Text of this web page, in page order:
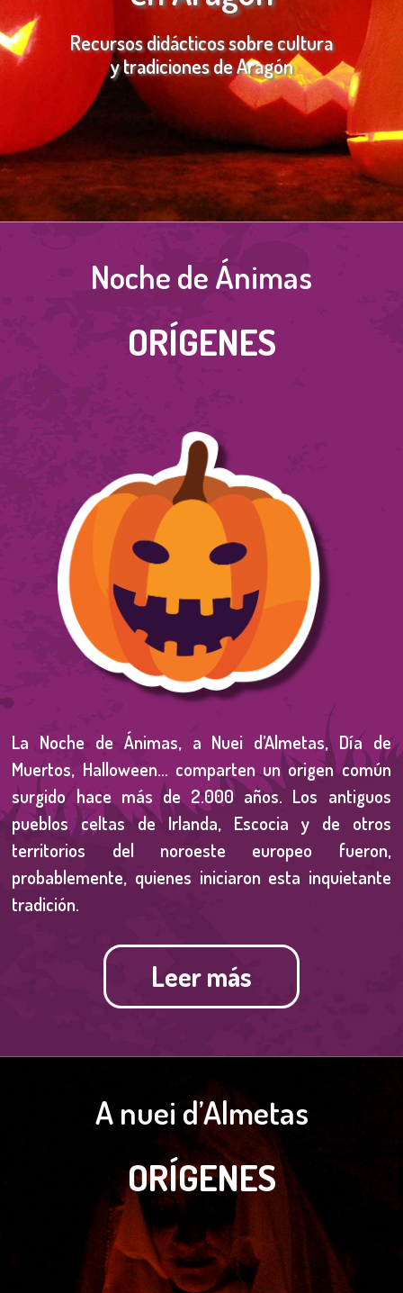
Recursos didácticos sobre cultura
y tradiciones de Aragón
Noche de Ánimas
ORÍGENES
La Noche de Ánimas, a Nuei d’Almetas, Día de
Muertos, Halloween… comparten un origen común
surgido hace más de 2.000 años. Los antiguos
pueblos celtas de Irlanda, Escocia y de otros
territorios del noroeste europeo fueron,
probablemente, quienes iniciaron esta inquietante
tradición.
Leer más
A nuei d’Almetas
ORÍGENES